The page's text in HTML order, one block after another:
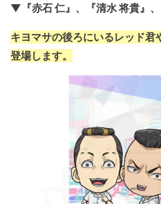
▼『赤石 仁』、『清水 将貴』、
キヨマサの後ろにいるレッド君
登場します。